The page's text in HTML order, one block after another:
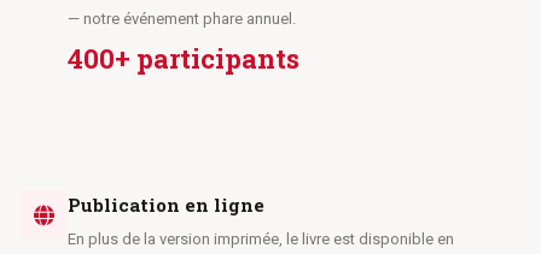
— notre événement phare annuel.
400+ participants
Publication en ligne
En plus de la version imprimée, le livre est disponible en